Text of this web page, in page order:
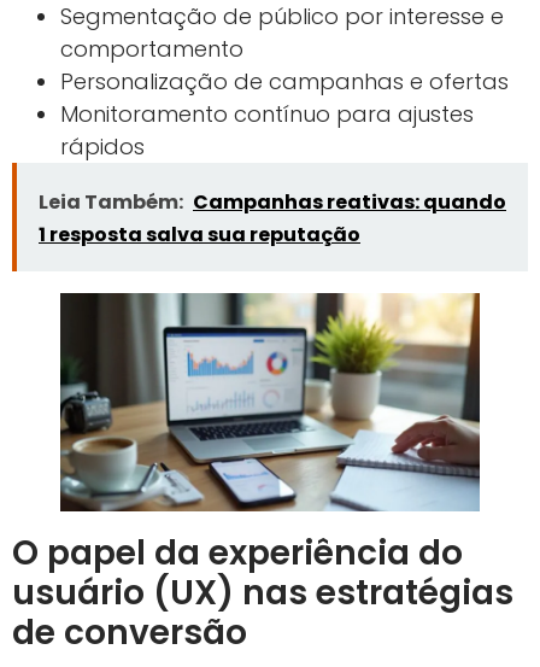
Segmentação de público por interesse e
comportamento
Personalização de campanhas e ofertas
Monitoramento contínuo para ajustes
rápidos
Leia Também: Campanhas reativas: quando
1 resposta salva sua reputação
O papel da experiência do
usuário (UX) nas estratégias
de conversão